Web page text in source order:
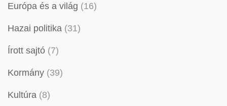
Európa és a világ (16)
Hazai politika (31)
Írott sajtó (7)
Kormány (39)
Kultúra (8)